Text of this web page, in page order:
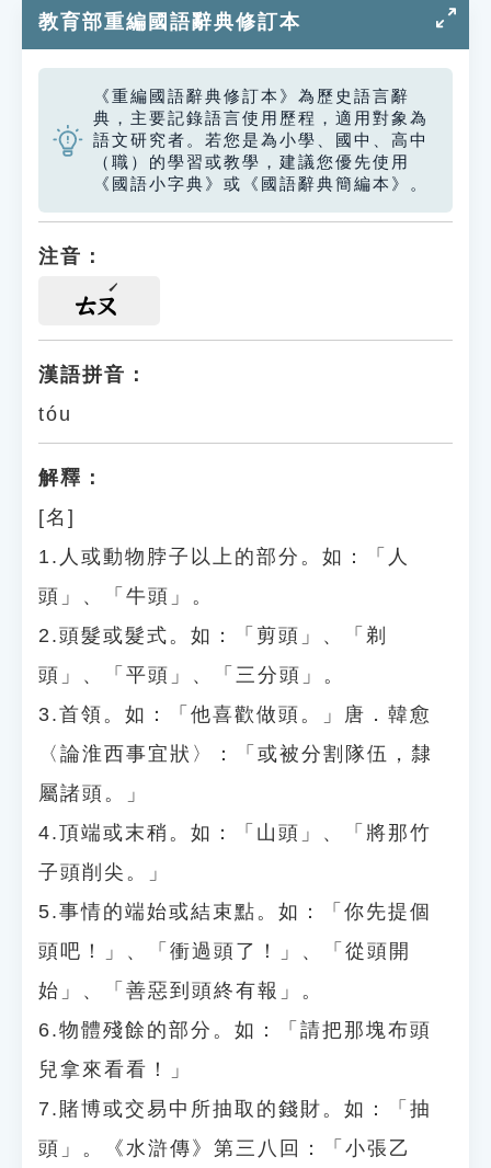
教育部重編國語辭典修訂本
《重編國語辭典修訂本》為歷史語言辭
典，主要記錄語言使用歷程，適用對象為
語文研究者。若您是為小學、國中、高中
（職）的學習或教學，建議您優先使用
《國語小字典》或《國語辭典簡編本》。
注音：
ㄊㄡ
漢語拼音：
tóu
解釋：
[名]
1.人或動物脖子以上的部分。如：「人
頭」、「牛頭」。
2.頭髮或髮式。如：「剪頭」、「剃
頭」、「平頭」、「三分頭」。
3.首領。如：「他喜歡做頭。」唐．韓愈
〈論淮西事宜狀〉：「或被分割隊伍，隸
屬諸頭。」
4.頂端或末稍。如：「山頭」、「將那竹
子頭削尖。」
5.事情的端始或結束點。如：「你先提個
頭吧！」、「衝過頭了！」、「從頭開
始」、「善惡到頭終有報」。
6.物體殘餘的部分。如：「請把那塊布頭
兒拿來看看！」
7.賭博或交易中所抽取的錢財。如：「抽
頭」。《水滸傳》第三八回：「小張乙